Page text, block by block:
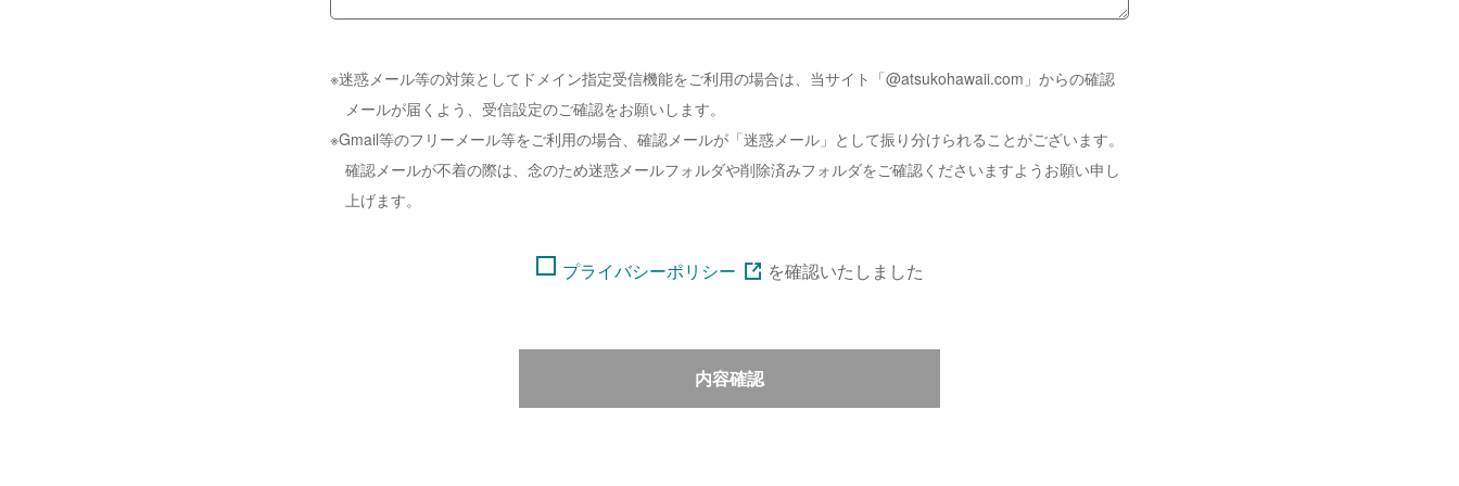
※迷惑メール等の対策としてドメイン指定受信機能をご利用の場合は、当サイト「@atsukohawaii.com」からの確認
メールが届くよう、受信設定のご確認をお願いします。
※Gmail等のフリーメール等をご利用の場合、確認メールが「迷惑メール」として振り分けられることがございます。
確認メールが不着の際は、念のため迷惑メールフォルダや削除済みフォルダをご確認くださいますようお願い申し
上げます。
プライバシーポリシー を確認いたしました
内容確認